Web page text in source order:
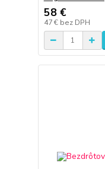
58 €
47 € bez DPH